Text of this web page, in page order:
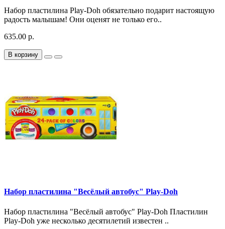
Набор пластилина Play-Doh обязательно подарит настоящую
радость малышам! Они оценят не только его..
635.00 р.
В корзину
Набор пластилина "Весёлый автобус" Play-Doh
Набор пластилина "Весёлый автобус" Play-Doh Пластилин
Play-Doh уже несколько десятилетий известен ..